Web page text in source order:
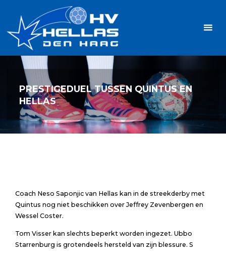
inhoud
PRESTIGEDUEL TUSSEN QUINTUS EN
HELLAS
Coach Neso Saponjic van Hellas kan in de streekderby met
Quintus nog niet beschikken over Jeffrey Zevenbergen en
Wessel Coster.
Tom Visser kan slechts beperkt worden ingezet. Ubbo
Starrenburg is grotendeels hersteld van zijn blessure. S